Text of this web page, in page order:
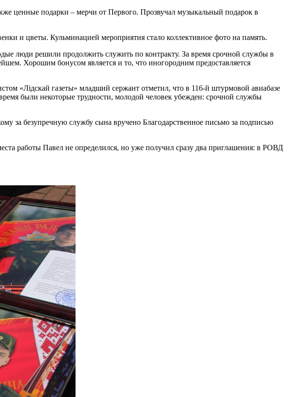
ценные подарки – мерчи от Первого. Прозвучал музыкальный подарок в
и цветы. Кульминацией мероприятия стало коллективное фото на память.
люди решили продолжить служить по контракту. За время срочной службы в
Хорошим бонусом является и то, что иногородним предоставляется
«Лідскай газеты» младший сержант отметил, что в 116-й штурмовой авиабазе
были некоторые трудности, молодой человек убежден: срочной службы
за безупречную службу сына вручено Благодарственное письмо за подписью
работы Павел не определился, но уже получил сразу два приглашения: в РОВД